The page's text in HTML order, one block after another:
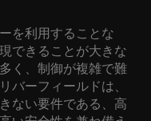
を利用することな
できることが大きな
く、制御が複雑で難
バーフィールドは、
ない要件である、高